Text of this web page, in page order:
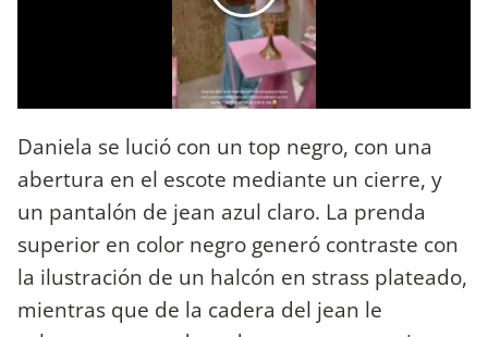
Daniela se lució con un top negro, con una
abertura en el escote mediante un cierre, y
un pantalón de jean azul claro. La prenda
superior en color negro generó contraste con
la ilustración de un halcón en strass plateado,
mientras que de la cadera del jean le